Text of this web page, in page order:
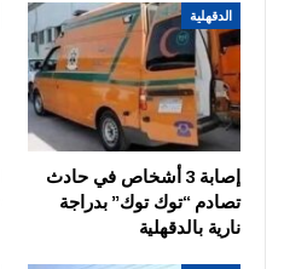
الدقهلية
إصابة 3 أشخاص في حادث
تصادم “توك توك” بدراجة
نارية بالدقهلية